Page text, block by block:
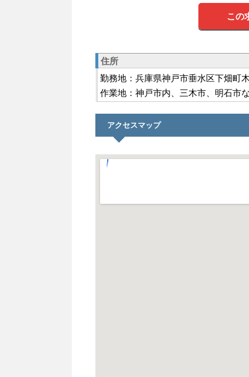
この
住所
勤務地：兵庫県神戸市垂水区下畑町
作業地：神戸市内、三木市、明石市
アクセスマップ